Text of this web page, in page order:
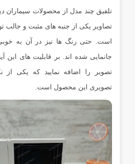
تلفیق چند مدل از محصولات سیماران
تصاویر یکی از جنبه های مثبت و جالب
است. حتی رنگ ها نیز در آن به
تصویر را اضافه نمایید که یکی از
تصویری این محصول است.